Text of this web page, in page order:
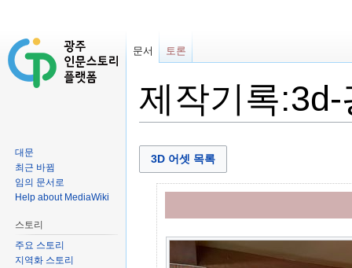
제작기록
3D 어셋 목록
문서 토론
대문
최근 바뀜
임의 문서로
Help about MediaWiki
스토리
주요 스토리
지역화 스토리